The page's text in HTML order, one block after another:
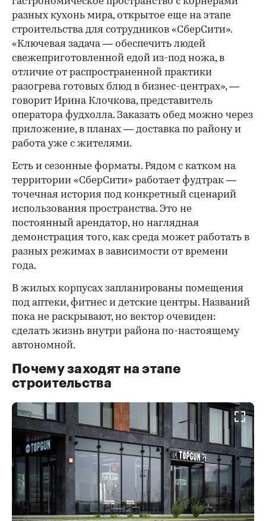
разных кухонь мира, открытое еще на этапе
строительства для сотрудников «СберСити».
«Ключевая задача — обеспечить людей
свежеприготовленной едой из-под ножа, в
отличие от распространенной практики
разогрева готовых блюд в бизнес-центрах», —
говорит Ирина Клочкова, представитель
оператора фудхолла. Заказать обед можно через
приложение, в планах — доставка по району и
работа уже с жителями.
Есть и сезонные форматы. Рядом с катком на
территории «СберСити» работает фудтрак —
точечная история под конкретный сценарий
использования пространства. Это не
постоянный арендатор, но наглядная
демонстрация того, как среда может работать в
разных режимах в зависимости от времени
года.
В жилых корпусах запланированы помещения
под аптеки, фитнес и детские центры. Названий
пока не раскрывают, но вектор очевиден:
сделать жизнь внутри района по-настоящему
автономной.
Почему заходят на этапе
строительства